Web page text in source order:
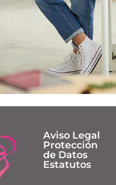
Aviso Legal
Protección
de Datos
Estatutos